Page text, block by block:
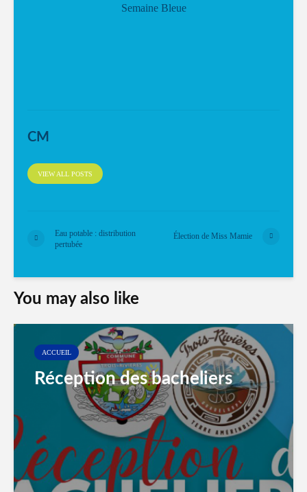
Semaine Bleue
CM
VIEW ALL POSTS
Eau potable : distribution
pertubée
Élection de Miss Mamie
You may also like
ACCUEIL
Réception des bacheliers